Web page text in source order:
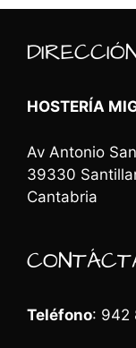
HOSTERÍA
Av Antonio
39330
Cantabria
Teléfono: 942